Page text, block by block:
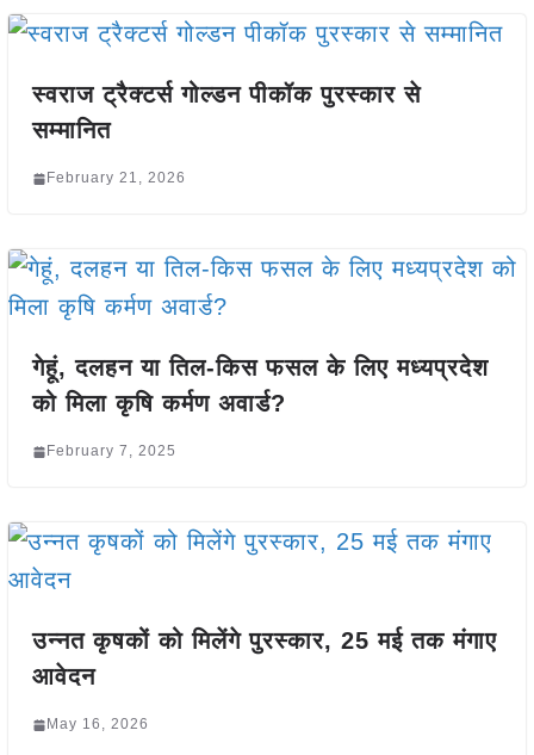
स्वराज ट्रैक्टर्स गोल्डन पीकॉक पुरस्कार से
सम्मानित
February 21, 2026
गेहूं, दलहन या तिल-किस फसल के लिए मध्यप्रदेश
को मिला कृषि कर्मण अवार्ड?
February 7, 2025
उन्नत कृषकों को मिलेंगे पुरस्कार, 25 मई तक मंगाए
आवेदन
May 16, 2026